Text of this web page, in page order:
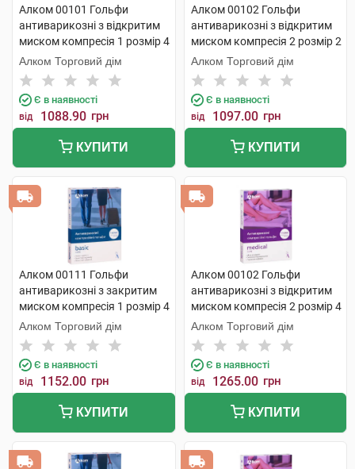
Алком 00101 Гольфи
антиварикозні з відкритим
миском компресія 1 розмір 4
бежевий 1 пара
Алком Торговий дім
Є в наявності
від 1088.90 грн
КУПИТИ
Алком 00102 Гольфи
антиварикозні з відкритим
миском компресія 2 розмір 2
бежевий 1 пара
Алком Торговий дім
Є в наявності
від 1097.00 грн
КУПИТИ
Алком 00111 Гольфи
антиварикозні з закритим
миском компресія 1 розмір 4
бежевий 1 пара
Алком Торговий дім
Є в наявності
від 1152.00 грн
КУПИТИ
Алком 00102 Гольфи
антиварикозні з відкритим
миском компресія 2 розмір 4
бежевий 1 пара
Алком Торговий дім
Є в наявності
від 1265.00 грн
КУПИТИ